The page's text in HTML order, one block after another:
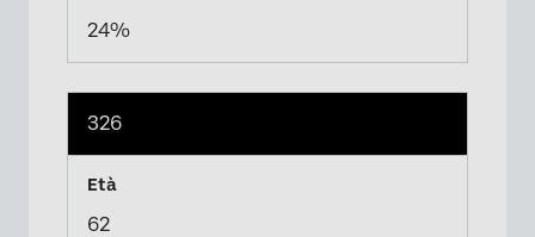
24%
326
62